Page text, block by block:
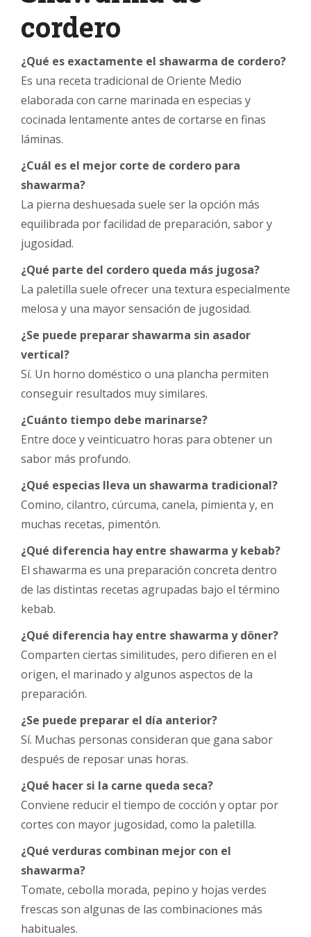
cordero
¿Qué es exactamente el shawarma de cordero?
Es una receta tradicional de Oriente Medio
elaborada con carne marinada en especias y
cocinada lentamente antes de cortarse en finas
láminas.
¿Cuál es el mejor corte de cordero para
shawarma?
La pierna deshuesada suele ser la opción más
equilibrada por facilidad de preparación, sabor y
jugosidad.
¿Qué parte del cordero queda más jugosa?
La paletilla suele ofrecer una textura especialmente
melosa y una mayor sensación de jugosidad.
¿Se puede preparar shawarma sin asador
vertical?
Sí. Un horno doméstico o una plancha permiten
conseguir resultados muy similares.
¿Cuánto tiempo debe marinarse?
Entre doce y veinticuatro horas para obtener un
sabor más profundo.
¿Qué especias lleva un shawarma tradicional?
Comino, cilantro, cúrcuma, canela, pimienta y, en
muchas recetas, pimentón.
¿Qué diferencia hay entre shawarma y kebab?
El shawarma es una preparación concreta dentro
de las distintas recetas agrupadas bajo el término
kebab.
¿Qué diferencia hay entre shawarma y döner?
Comparten ciertas similitudes, pero difieren en el
origen, el marinado y algunos aspectos de la
preparación.
¿Se puede preparar el día anterior?
Sí. Muchas personas consideran que gana sabor
después de reposar unas horas.
¿Qué hacer si la carne queda seca?
Conviene reducir el tiempo de cocción y optar por
cortes con mayor jugosidad, como la paletilla.
¿Qué verduras combinan mejor con el
shawarma?
Tomate, cebolla morada, pepino y hojas verdes
frescas son algunas de las combinaciones más
habituales.